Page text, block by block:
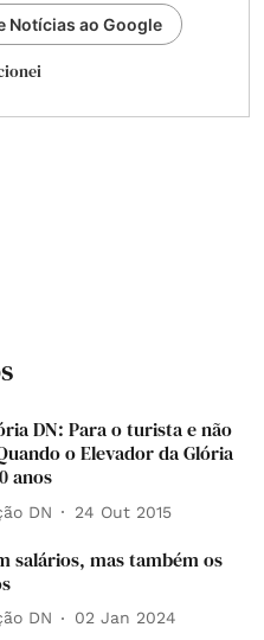
Notícias ao Google
DN: Para o turista e não
o Elevador da Glória
anos
DN 24 Out 2015
salários, mas também os
DN 02 Jan 2024